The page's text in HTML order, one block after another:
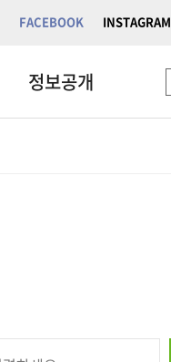
FACEBOOK INSTAGRAM
정보공개